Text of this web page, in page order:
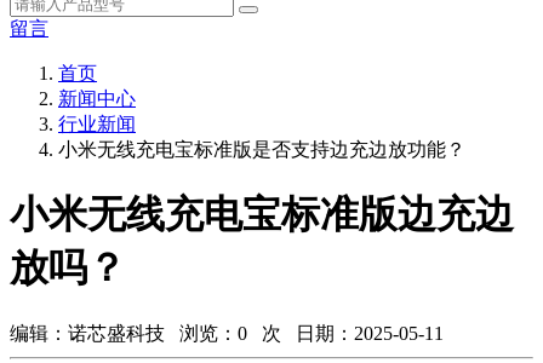
留言
首页
新闻中心
行业新闻
小米无线充电宝标准版是否支持边充边放功能？
小米无线充电宝标准版边充边
放吗？
编辑：诺芯盛科技 浏览： 0 次 日期：2025-05-11